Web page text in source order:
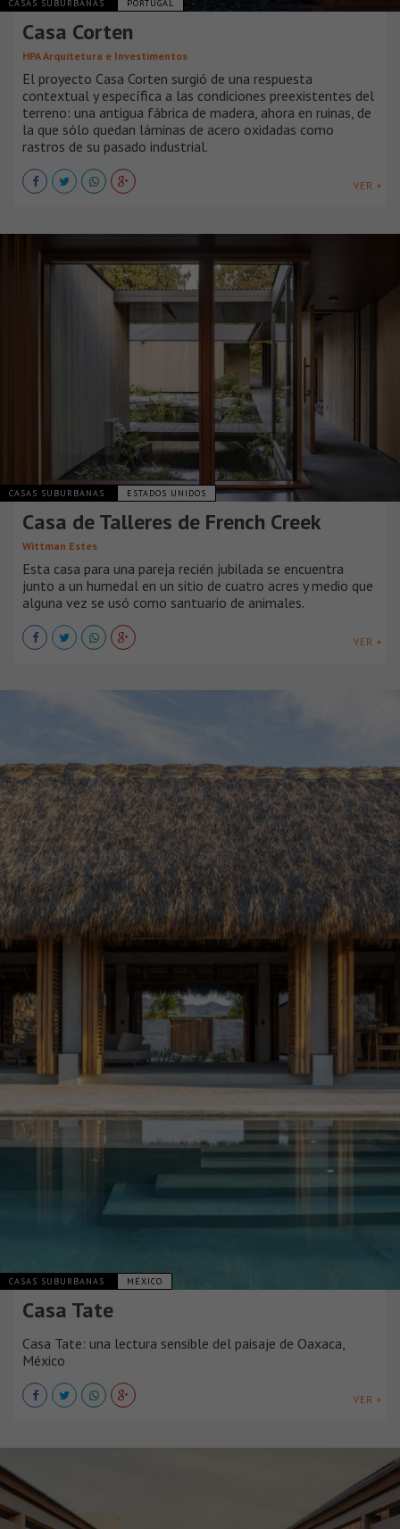
CASAS SUBURBANAS PORTUGAL
Casa Corten
HPA Arquitetura e Investimentos
El proyecto Casa Corten surgió de una respuesta
contextual y específica a las condiciones preexistentes del
terreno: una antigua fábrica de madera, ahora en ruinas, de
la que sólo quedan láminas de acero oxidadas como
rastros de su pasado industrial.
VER +
CASAS SUBURBANAS ESTADOS UNIDOS
Casa de Talleres de French Creek
Wittman Estes
Esta casa para una pareja recién jubilada se encuentra
junto a un humedal en un sitio de cuatro acres y medio que
alguna vez se usó como santuario de animales.
VER +
CASAS SUBURBANAS MÉXICO
Casa Tate
Casa Tate: una lectura sensible del paisaje de Oaxaca,
México
VER +